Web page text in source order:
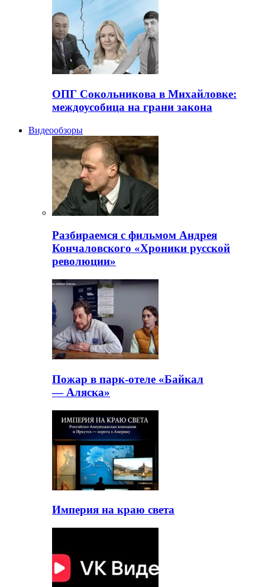
ОПГ Сокольникова в Михайловке:
междоусобица на грани закона
Видеообзоры
Разбираемся с фильмом Андрея
Кончаловского «Хроники русской
революции»
Пожар в парк-отеле «Байкал
— Аляска»
Империя на краю света